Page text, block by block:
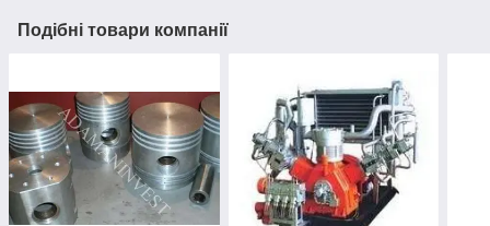
Подібні товари компанії